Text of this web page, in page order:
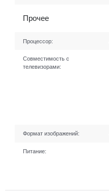
Прочее
Процессор:
Совместимость с
телевизорами:
Формат изображений:
Питание: